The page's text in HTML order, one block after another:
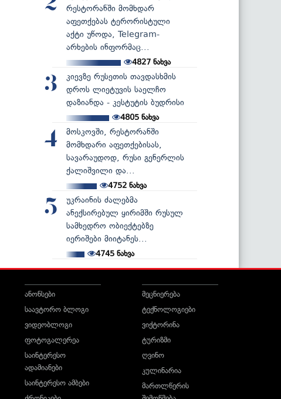
რესტორანში მომხდარ
აფეთქებას ტერორისტული
აქტი უწოდა, Telegram-
არხების ინფორმაც...
4827 ნახვა
3
კიევზე რუსეთის თავდასხმის
დროს ლიეტუვის საელჩო
დაზიანდა - კესტუტის ბუდრისი
4805ნახვა
4
მოსკოვში, რესტორანში
მომხდარი აფეთქებისას,
სავარაუდოდ, რუსი გენერლის
ქალიშვილი და...
4752ნახვა
5
უკრაინის ძალებმა
ანექსირებულ ყირიმში რუსულ
სამხედრო ობიექტებზე
იერიშები მიიტანეს...
4745 ნახვა
ანონსები
საავტორო ბლოგი
ვიდეობლოგი
ფოტოგალერეა
საინტერესო
ადამიანები
საინტერესო ამბები
მეცნიერება
ტექნოლოგიები
ვიქტორინა
ტურიზმი
ღვინო
კულინარია
მართლწერის